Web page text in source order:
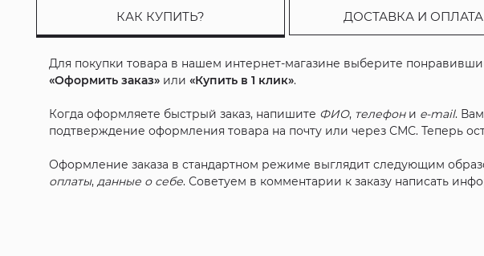
КАК КУПИТЬ? ДОСТАВКА И ОПЛАТА
Для покупки товара в нашем интернет-магазине выберите
«Оформить заказ» или«Купить в 1 клик».
Когда оформляете быстрый заказ, напишите ФИО, телефони e-mail.
подтверждение оформления товара на почту или через СМС. Теперь
Оформление заказа в стандартном режиме выглядит следующим
оплаты,данные о себе. Советуем в комментарии к заказу написать